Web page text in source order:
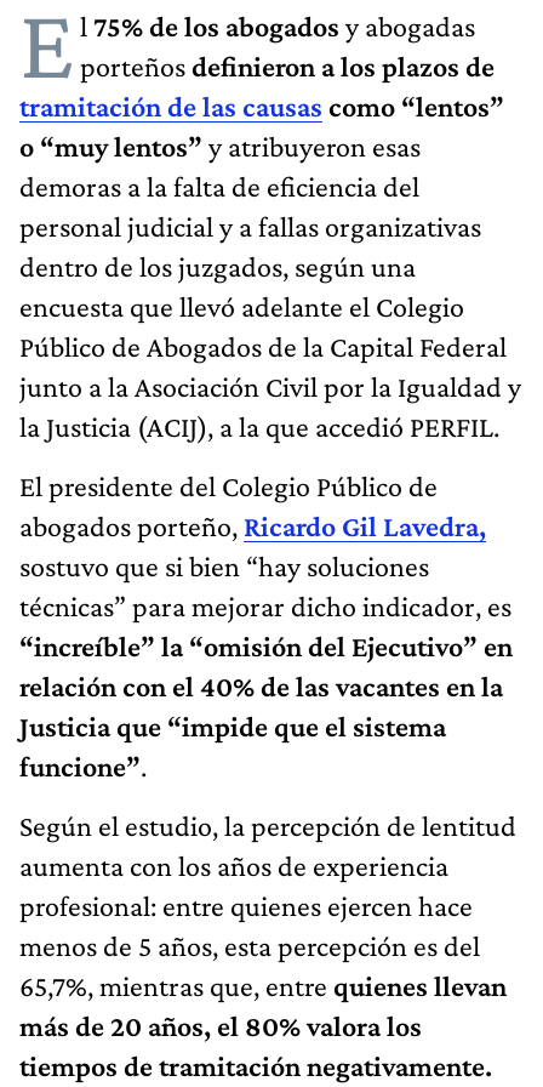
E l 75% de los abogados y abogadas
porteñosdefinieron alos plazos de
tramitación de las causas como “lentos”
o “muy lentos” y atribuyeron esas
demoras a la falta de eficiencia del
personal judicial y a fallas organizativas
dentro de los juzgados, según una
encuesta que llevó adelante el Colegio
Público de Abogados de la Capital Federal
junto a la Asociación Civil por la Igualdad y
la Justicia (ACIJ), a la que accedió PERFIL.
El presidente del Colegio Público de
abogados porteño, Ricardo Gil Lavedra,
sostuvo que si bien “hay soluciones
técnicas” para mejorar dicho indicador, es
“increíble” la “omisión del Ejecutivo” en
relación con el 40% de las vacantes en la
Justicia que “impide que el sistema
funcione”.
Según el estudio, la percepción de lentitud
aumenta con los años de experiencia
profesional: entre quienes ejercen hace
menos de 5 años, esta percepción es del
65,7%, mientras que, entre quienes llevan
más de 20 años, el 80% valora los
tiempos de tramitación negativamente.